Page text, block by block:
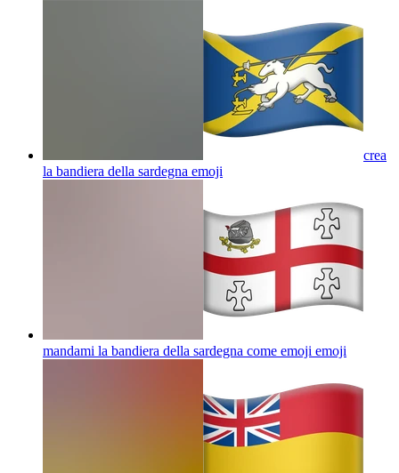
crea
la bandiera della sardegna emoji
mandami la bandiera della sardegna come emoji emoji